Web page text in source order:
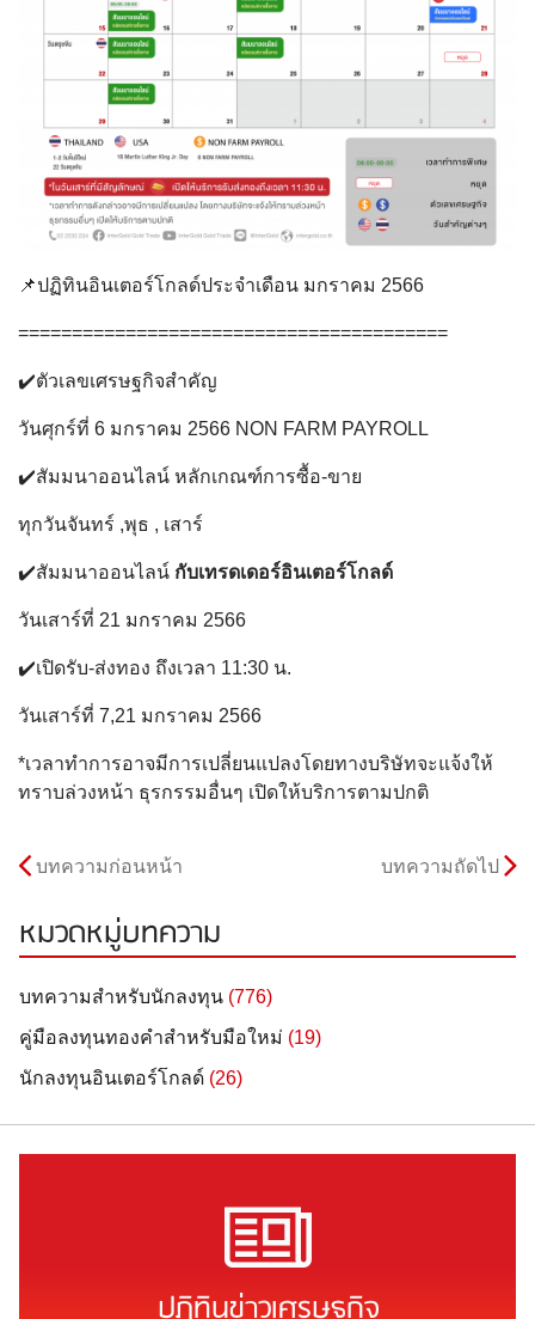
📌ปฏิทินอินเตอร์โกลด์ประจำเดือน มกราคม 2566
========================================
✔️ตัวเลขเศรษฐกิจสำคัญ
วันศุกร์ที่ 6 มกราคม 2566 NON FARM PAYROLL
✔️สัมมนาออนไลน์ หลักเกณฑ์การซื้อ-ขาย
ทุกวันจันทร์ ,พุธ , เสาร์
✔️สัมมนาออนไลน์ กับเทรดเดอร์อินเตอร์โกลด์
วันเสาร์ที่ 21 มกราคม 2566
✔️เปิดรับ-ส่งทอง ถึงเวลา 11:30 น.
วันเสาร์ที่ 7,21 มกราคม 2566
*เวลาทำการอาจมีการเปลี่ยนแปลงโดยทางบริษัทจะแจ้งให้
ทราบล่วงหน้า ธุรกรรมอื่นๆ เปิดให้บริการตามปกติ
บทความก่อนหน้า บทความถัดไป
หมวดหมู่บทความ
บทความสำหรับนักลงทุน (776)
คู่มือลงทุนทองคำสำหรับมือใหม่ (19)
นักลงทุนอินเตอร์โกลด์ (26)
ปฏิทินข่าวเศรษฐกิจ